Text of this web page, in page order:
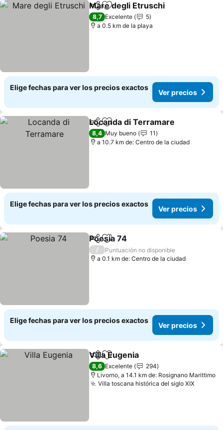
CompartirAgregar a favoritos
Mare degli Etruschi
8,7 Excelente
5
a 0.5 km de la playa
Elige fechas para ver los precios exactos
Ver precios
CompartirAgregar a favoritos
Locanda di Terramare
8,4 Muy bueno
11
a 10.7 km de: Centro de la ciudad
Elige fechas para ver los precios exactos
Ver precios
CompartirAgregar a favoritos
Poesia 74
/
Puntuación no disponible
a 0.1 km de: Centro de la ciudad
Elige fechas para ver los precios exactos
Ver precios
CompartirAgregar a favoritos
Villa Eugenia
8,6 Excelente
294
Livorno, a 14.1 km de: Rosignano Marittimo
Villa toscana histórica del siglo XIX